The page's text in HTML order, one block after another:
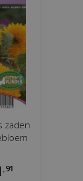
zaden
,91